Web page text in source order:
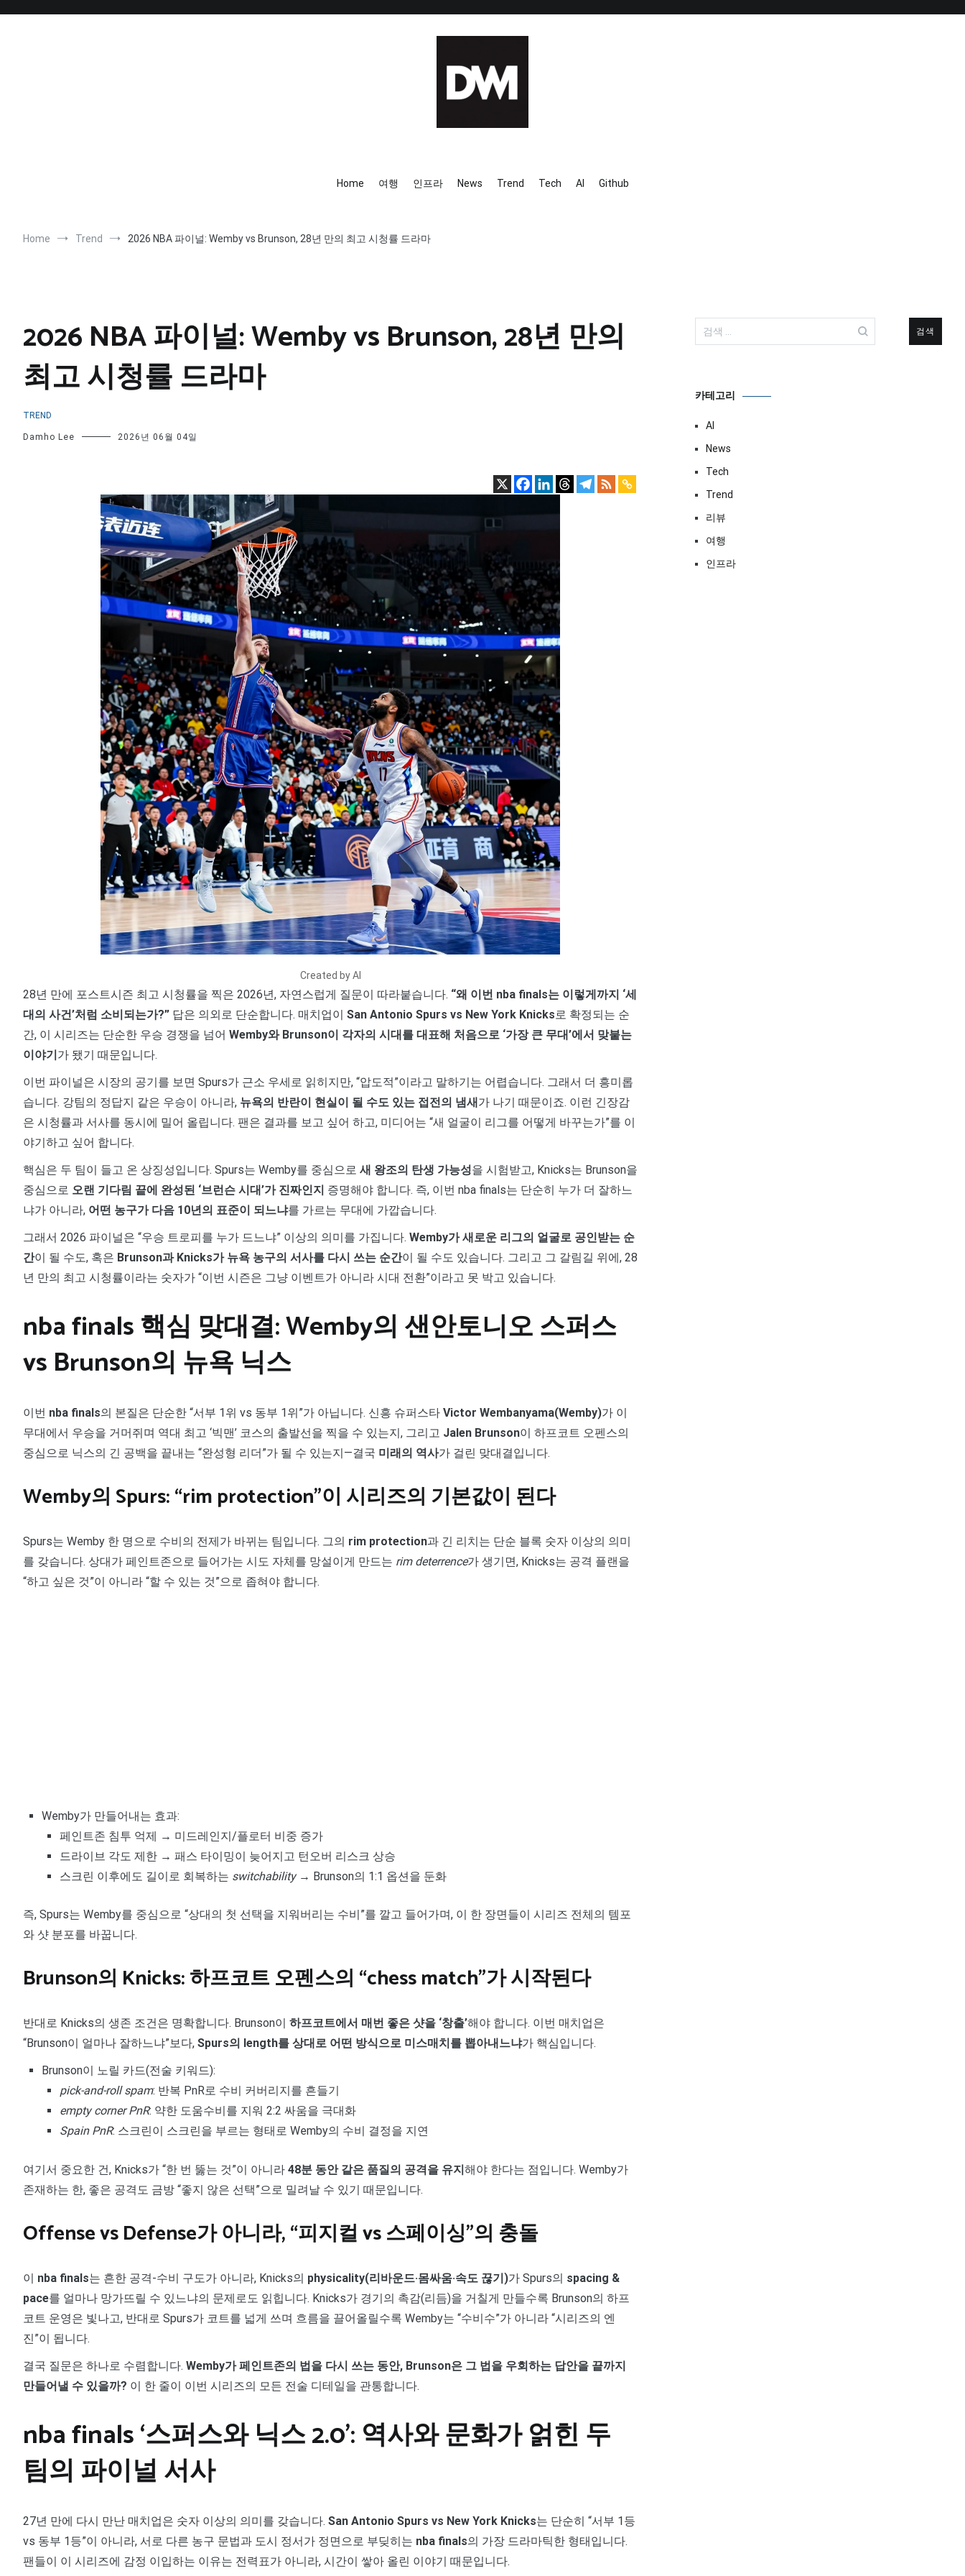
Home 여행 인프라 News Trend Tech AI Github
Home Trend 2026 NBA 파이널: Wemby vs Brunson, 28년 만의 최고 시청률 드라마
2026 NBA 파이널: Wemby vs Brunson, 28년 만의
최고 시청률 드라마
TREND
Damho Lee 2026년 06월 04일
Created by AI
28년 만에 포스트시즌 최고 시청률을 찍은 2026년, 자연스럽게 질문이 따라붙습니다. “왜 이번 nba finals는 이렇게까지 ‘세
대의 사건’처럼 소비되는가?” 답은 의외로 단순합니다. 매치업이 San Antonio Spurs vs New York Knicks로 확정되는 순
간, 이 시리즈는 단순한 우승 경쟁을 넘어 Wemby와 Brunson이 각자의 시대를 대표해 처음으로 ‘가장 큰 무대’에서 맞붙는
이야기가 됐기 때문입니다.
이번 파이널은 시장의 공기를 보면 Spurs가 근소 우세로 읽히지만, “압도적”이라고 말하기는 어렵습니다. 그래서 더 흥미롭
습니다. 강팀의 정답지 같은 우승이 아니라, 뉴욕의 반란이 현실이 될 수도 있는 접전의 냄새가 나기 때문이죠. 이런 긴장감
은 시청률과 서사를 동시에 밀어 올립니다. 팬은 결과를 보고 싶어 하고, 미디어는 “새 얼굴이 리그를 어떻게 바꾸는가”를 이
야기하고 싶어 합니다.
핵심은 두 팀이 들고 온 상징성입니다. Spurs는 Wemby를 중심으로 새 왕조의 탄생 가능성을 시험받고, Knicks는 Brunson을
중심으로 오랜 기다림 끝에 완성된 ‘브런슨 시대’가 진짜인지 증명해야 합니다. 즉, 이번 nba finals는 단순히 누가 더 잘하느
냐가 아니라, 어떤 농구가 다음 10년의 표준이 되느냐를 가르는 무대에 가깝습니다.
그래서 2026 파이널은 “우승 트로피를 누가 드느냐” 이상의 의미를 가집니다. Wemby가 새로운 리그의 얼굴로 공인받는 순
간이 될 수도, 혹은 Brunson과 Knicks가 뉴욕 농구의 서사를 다시 쓰는 순간이 될 수도 있습니다. 그리고 그 갈림길 위에, 28
년 만의 최고 시청률이라는 숫자가 “이번 시즌은 그냥 이벤트가 아니라 시대 전환”이라고 못 박고 있습니다.
nba finals 핵심 맞대결: Wemby의 샌안토니오 스퍼스
vs Brunson의 뉴욕 닉스
이번 nba finals의 본질은 단순한 “서부 1위 vs 동부 1위”가 아닙니다. 신흥 슈퍼스타 Victor Wembanyama(Wemby)가 이
무대에서 우승을 거머쥐며 역대 최고 ‘빅맨’ 코스의 출발선을 찍을 수 있는지, 그리고 Jalen Brunson이 하프코트 오펜스의
중심으로 닉스의 긴 공백을 끝내는 “완성형 리더”가 될 수 있는지—결국 미래의 역사가 걸린 맞대결입니다.
Wemby의 Spurs: “rim protection”이 시리즈의 기본값이 된다
Spurs는 Wemby 한 명으로 수비의 전제가 바뀌는 팀입니다. 그의 rim protection과 긴 리치는 단순 블록 숫자 이상의 의미
를 갖습니다. 상대가 페인트존으로 들어가는 시도 자체를 망설이게 만드는 rim deterrence가 생기면, Knicks는 공격 플랜을
“하고 싶은 것”이 아니라 “할 수 있는 것”으로 좁혀야 합니다.
Wemby가 만들어내는 효과:
페인트존 침투 억제 → 미드레인지/플로터 비중 증가
드라이브 각도 제한 → 패스 타이밍이 늦어지고 턴오버 리스크 상승
스크린 이후에도 길이로 회복하는 switchability→ Brunson의 1:1 옵션을 둔화
즉, Spurs는 Wemby를 중심으로 “상대의 첫 선택을 지워버리는 수비”를 깔고 들어가며, 이 한 장면들이 시리즈 전체의 템포
와 샷 분포를 바꿉니다.
Brunson의 Knicks: 하프코트 오펜스의 “chess match”가 시작된다
반대로 Knicks의 생존 조건은 명확합니다. Brunson이 하프코트에서 매번 좋은 샷을 ‘창출’해야 합니다. 이번 매치업은
“Brunson이 얼마나 잘하느냐”보다, Spurs의 length를 상대로 어떤 방식으로 미스매치를 뽑아내느냐가 핵심입니다.
Brunson이 노릴 카드(전술 키워드):
pick-and-roll spam: 반복 PnR로 수비 커버리지를 흔들기
empty corner PnR: 약한 도움수비를 지워 2:2 싸움을 극대화
Spain PnR: 스크린이 스크린을 부르는 형태로 Wemby의 수비 결정을 지연
여기서 중요한 건, Knicks가 “한 번 뚫는 것”이 아니라 48분 동안 같은 품질의 공격을 유지해야 한다는 점입니다. Wemby가
존재하는 한, 좋은 공격도 금방 “좋지 않은 선택”으로 밀려날 수 있기 때문입니다.
Offense vs Defense가 아니라, “피지컬 vs 스페이싱”의 충돌
이 nba finals는 흔한 공격-수비 구도가 아니라, Knicks의 physicality(리바운드·몸싸움·속도 끊기)가 Spurs의 spacing &
pace를 얼마나 망가뜨릴 수 있느냐의 문제로도 읽힙니다. Knicks가 경기의 촉감(리듬)을 거칠게 만들수록 Brunson의 하프
코트 운영은 빛나고, 반대로 Spurs가 코트를 넓게 쓰며 흐름을 끌어올릴수록 Wemby는 “수비수”가 아니라 “시리즈의 엔
진”이 됩니다.
결국 질문은 하나로 수렴합니다. Wemby가 페인트존의 법을 다시 쓰는 동안, Brunson은 그 법을 우회하는 답안을 끝까지
만들어낼 수 있을까? 이 한 줄이 이번 시리즈의 모든 전술 디테일을 관통합니다.
nba finals ‘스퍼스와 닉스 2.0’: 역사와 문화가 얽힌 두
팀의 파이널 서사
27년 만에 다시 만난 매치업은 숫자 이상의 의미를 갖습니다. San Antonio Spurs vs New York Knicks는 단순히 “서부 1등
vs 동부 1등”이 아니라, 서로 다른 농구 문법과 도시 정서가 정면으로 부딪히는 nba finals의 가장 드라마틱한 형태입니다.
팬들이 이 시리즈에 감정 이입하는 이유는 전력표가 아니라, 시간이 쌓아 올린 이야기 때문입니다.
색:
카테고리
AI
News
Tech
Trend
리뷰
여행
인프라